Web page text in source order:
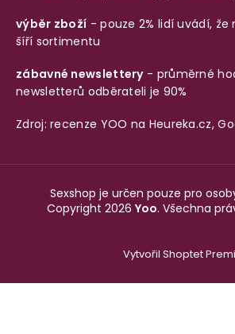
výběr zboží - pouze 2% lidí uvádí, že
šíří sortimentu
zábavné newslettery- průměrné
newsletterů odběrateli je 90%
Zdroj: recenze YOO na Heureka.cz,
Vytvořil Shoptet
Sexshop je určen pouze pro
Copyright 2026 Yoo. Všechna